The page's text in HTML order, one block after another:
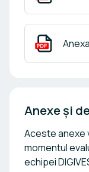
Anexe și
Aceste anexe
momentul
echipei